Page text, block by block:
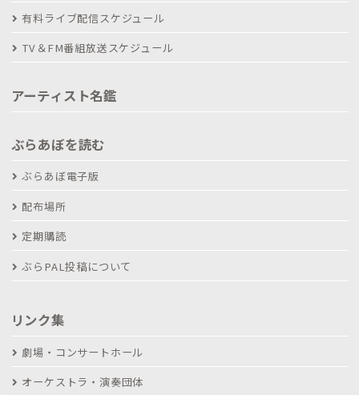
有料ライブ配信スケジュール
TV＆FM番組放送スケジュール
アーティスト名鑑
ぶらあぼを読む
ぶらあぼ電子版
配布場所
定期購読
ぶらPAL投稿について
リンク集
劇場・コンサートホール
オーケストラ・演奏団体